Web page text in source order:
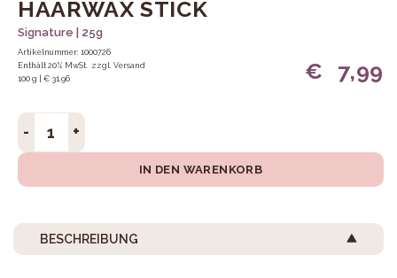
HAARWAX STICK
Signature | 25g
€ 7,99
Artikelnummer: 1000726
Enthält 20% MwSt.
zzgl. Versand
100 g | € 31,96
Haarwax Stick Menge
IN DEN WARENKORB
BESCHREIBUNG